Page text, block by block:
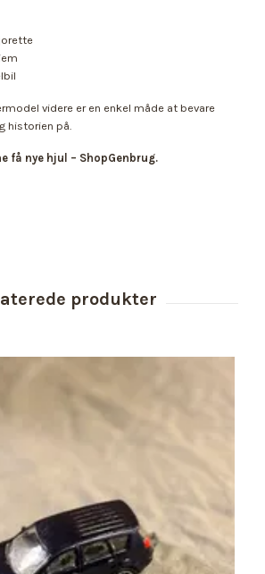
videre er en enkel måde at bevare
historien på.
få nye hjul – ShopGenbrug.